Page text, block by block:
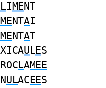
IMENT
NTAI
NTAT
XICAULES
ROCLAMEE
ULACEES